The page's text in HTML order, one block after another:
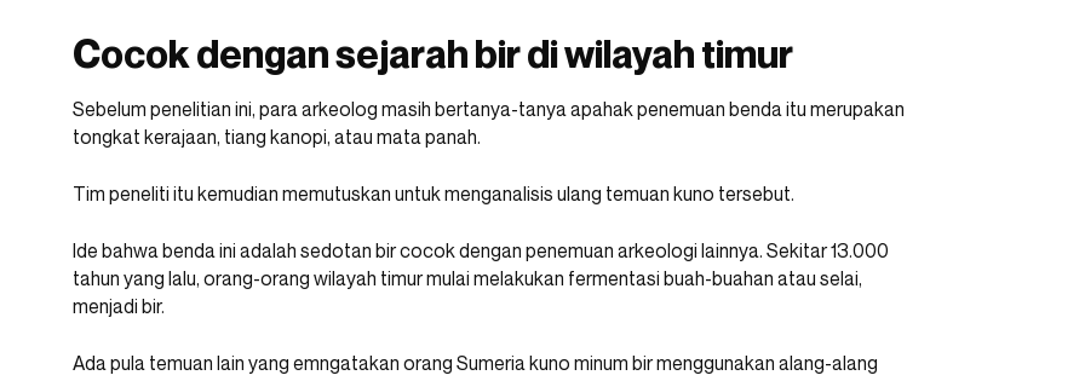
Cocok dengan sejarah bir di wilayah timur
Sebelum penelitian ini, para arkeolog masih bertanya-tanya apahak penemuan benda itu merupakan
tongkat kerajaan, tiang kanopi, atau mata panah.
Tim peneliti itu kemudian memutuskan untuk menganalisis ulang temuan kuno tersebut.
Ide bahwa benda ini adalah sedotan bir cocok dengan penemuan arkeologi lainnya. Sekitar 13.000
tahun yang lalu, orang-orang wilayah timur mulai melakukan fermentasi buah-buahan atau selai,
menjadi bir.
Ada pula temuan lain yang emngatakan orang Sumeria kuno minum bir menggunakan alang-alang